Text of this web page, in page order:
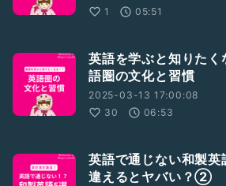
1
05:51
英語を学ぶと知りたく
語圏の文化と習慣
2025-03-13 17:00:08
30
06:53
英語で通じない和製英
違えるとヤバい？②